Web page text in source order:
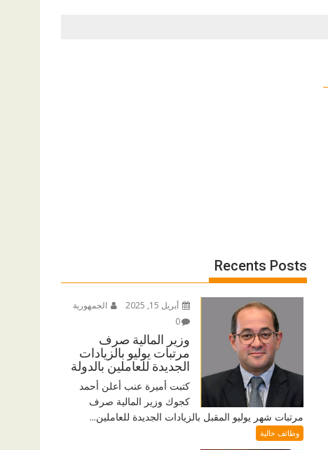
Recents Posts
أبريل 15, 2025
الجمهورية
0
وزير المالية صرف
مرتبات يوليو بالزيادات
الجديدة للعاملين بالدولة
كتبت أميرة عنب أعلن أحمد
كجوك وزير المالية صرف
مرتبات شهر يوليو المقبل بالزيادات الجديدة للعاملين...
وظائف خالية